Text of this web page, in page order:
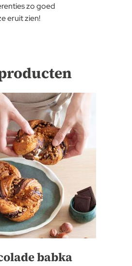
zo goed
eruit zien!
babka